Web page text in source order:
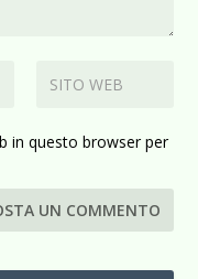
in questo browser per